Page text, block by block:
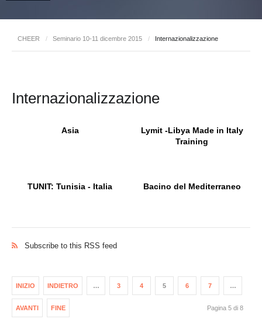
CHEER / Seminario 10-11 dicembre 2015 / Internazionalizzazione
Internazionalizzazione
Asia
Lymit -Libya Made in Italy
Training
TUNIT: Tunisia - Italia Bacino del Mediterraneo
Subscribe to this RSS feed
INIZIO INDIETRO … 3 4 5 6 7 …
AVANTI FINE Pagina 5 di 8